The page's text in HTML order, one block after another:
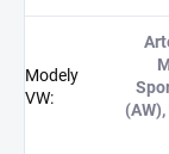
Modely
VW: